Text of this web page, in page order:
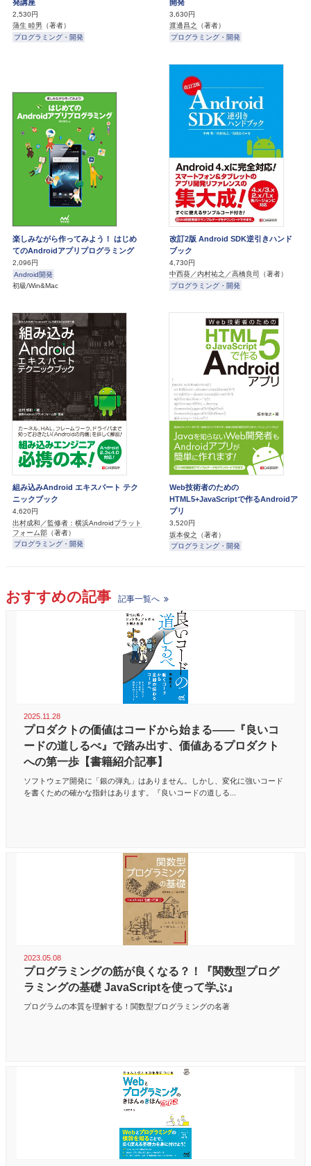
発講座
2,530円
蒲生 睦男 （著者）
プログラミング・開発
開発
3,630円
渡邊昌之 （著者）
プログラミング・開発
楽しみながら作ってみよう！ はじめ
てのAndroidアプリプログラミング
2,096円
Android開発
初級/Win&Mac
改訂2版 Android SDK逆引きハンド
ブック
4,730円
中西葵／内村祐之／高橋良司
（著者）
プログラミング・開発
組み込みAndroid エキスパート テク
ニックブック
4,620円
出村成和／監修者：横浜Androidプラット
フォーム部 （著者）
プログラミング・開発
Web技術者のための
HTML5+JavaScriptで作るAndroidア
プリ
3,520円
坂本俊之 （著者）
プログラミング・開発
おすすめの記事 記事一覧へ
2025.11.28
プロダクトの価値はコードから始まる――『良いコ
ードの道しるべ』で踏み出す、価値あるプロダクト
への第一歩【書籍紹介記事】
ソフトウェア開発に「銀の弾丸」はありません。しかし、変化に強いコード
を書くための確かな指針はあります。『良いコードの道しる...
2023.05.08
プログラミングの筋が良くなる？！『関数型プログ
ラミングの基礎 JavaScriptを使って学ぶ』
プログラムの本質を理解する！関数型プログラミングの名著